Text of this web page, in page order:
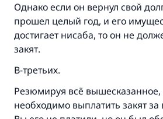
Однако если он вернул свой
прошел целый год, и его
достигает нисаба, то он не
закят.
В-третьих.
Резюмируя всё
необходимо выплатить закят за